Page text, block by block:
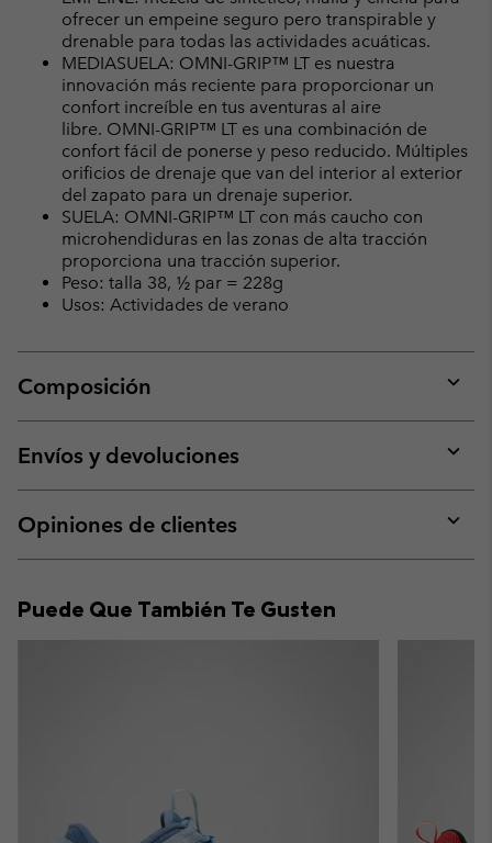
ofrecer un empeine seguro pero transpirable y
drenable para todas las actividades acuáticas.
MEDIASUELA: OMNI-GRIP™ LT es nuestra
innovación más reciente para proporcionar un
confort increíble en tus aventuras al aire
libre. OMNI-GRIP™ LT es una combinación de
confort fácil de ponerse y peso reducido. Múltiples
orificios de drenaje que van del interior al exterior
del zapato para un drenaje superior.
SUELA: OMNI-GRIP™ LT con más caucho con
microhendiduras en las zonas de alta tracción
proporciona una tracción superior.
Peso: talla 38, ½ par = 228g
Usos: Actividades de verano
Composición
or
Envíos y devoluciones
or
Opiniones de clientes
or
Puede Que También Te Gusten